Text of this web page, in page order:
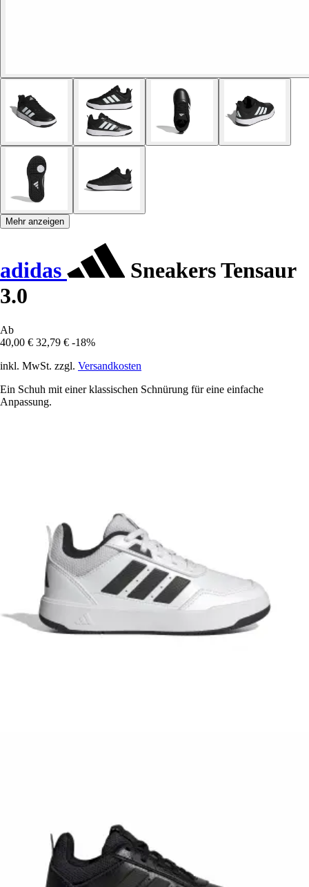
Mehr anzeigen
adidas
Sneakers Tensaur
3.0
Ab
40,00 € 32,79 € -18%
inkl. MwSt. zzgl. Versandkosten
Ein Schuh mit einer klassischen Schnürung für eine einfache
Anpassung.